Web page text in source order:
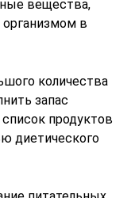
легко
количество
бобы.
и белков
в «теплые»
содержится